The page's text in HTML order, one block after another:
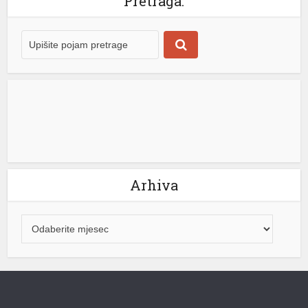
bismo očuvali sadašnji sistem vodosnabdijevanja i
Maglajana do Laktaša […]
Arhiva